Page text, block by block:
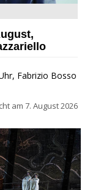
beim Garda
Fabrizio Bosso
am 7. August 2026